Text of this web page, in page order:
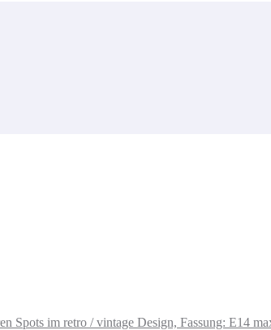
Spots im retro / vintage Design, Fassung: E14